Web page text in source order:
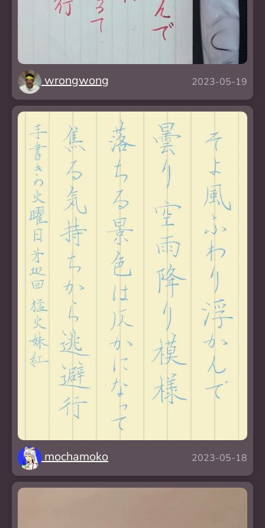
wrongwong 2023-05-19
mochamoko 2023-05-18